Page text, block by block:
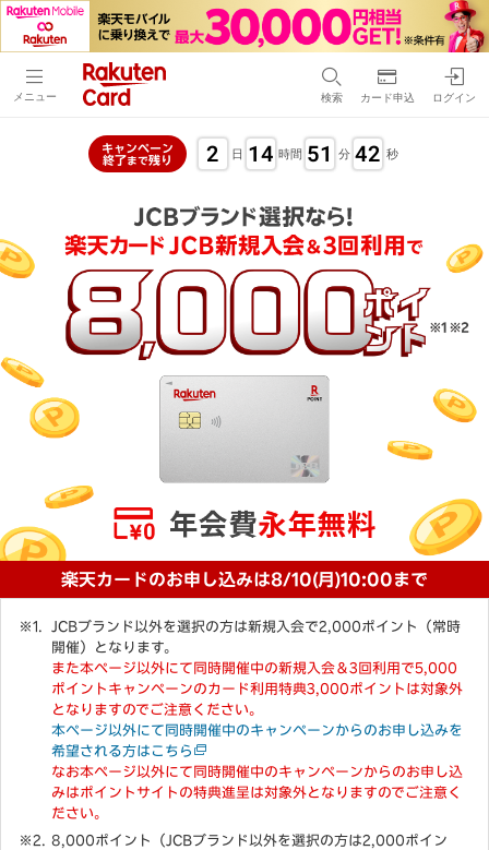
メニュー 検索 カード申込 ログイン
キャンペーン
終了まで残り 2 日 14 時間 51 分 41 秒
楽天カードのお申し込みは8/10(月)10:00まで
JCBブランド以外を選択の方は新規入会で2,000ポイント（常時
開催）となります。
また本ページ以外にて同時開催中の新規入会＆3回利用で5,000
ポイントキャンペーンのカード利用特典3,000ポイントは対象外
となりますのでご注意ください。
本ページ以外にて同時開催中のキャンペーンからのお申し込みを
希望される方はこちら
なお本ページ以外にて同時開催中のキャンペーンからのお申し込
みはポイントサイトの特典進呈は対象外となりますのでご注意く
ださい。
8,000ポイント（JCBブランド以外を選択の方は2,000ポイン